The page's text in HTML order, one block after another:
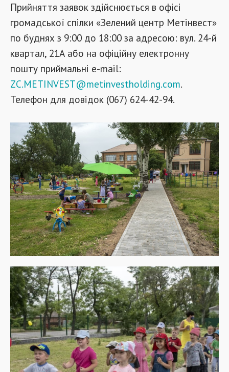
Прийняття заявок здійснюється в офісі
громадської спілки «Зелений центр Метінвест»
по буднях з 9:00 до 18:00 за адресою: вул. 24-й
квартал, 21А або на офіційну електронну
пошту приймальні e-mail:
ZC.METINVEST@metinvestholding.com.
Телефон для довідок (067) 624-42-94.